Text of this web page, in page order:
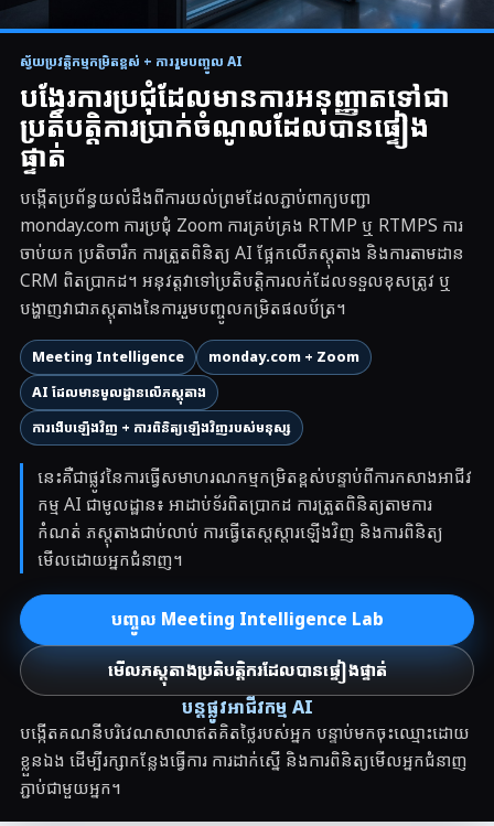
▶ ប្រតិបត្តិករពិតប្រាកដរត់
CRM បញ្ជាទៅកិច្ចប្រជុំ ប្រតិចារិក ការពិនិត្យ AI និងសរសេរឡើងវិញ
ស្វ័យប្រវត្តិកម្មកម្រិតខ្ពស់ + ការរួមបញ្ចូល AI
បង្វែរការប្រជុំដែលមានការអនុញ្ញាតទៅជា
ប្រតិបត្តិការប្រាក់ចំណូលដែលបានផ្ទៀង
ផ្ទាត់
បង្កើតប្រព័ន្ធយល់ដឹងពីការយល់ព្រមដែលភ្ជាប់ពាក្យបញ្ជា
monday.com ការប្រជុំ Zoom ការគ្រប់គ្រង RTMP ឬ RTMPS ការ
ចាប់យក ប្រតិចារឹក ការត្រួតពិនិត្យ AI ផ្អែកលើភស្តុតាង និងការតាមដាន
CRM ពិតប្រាកដ។ អនុវត្តវាទៅប្រតិបត្តិការលក់ដែលទទួលខុសត្រូវ ឬ
បង្ហាញវាជាភស្តុតាងនៃការរួមបញ្ចូលកម្រិតផលប័ត្រ។
Meeting Intelligence
monday.com + Zoom
AI ដែលមានមូលដ្ឋានលើភស្តុតាង
ការងើបឡើងវិញ + ការពិនិត្យឡើងវិញរបស់មនុស្ស
នេះគឺជាផ្លូវនៃការធ្វើសមាហរណកម្មកម្រិតខ្ពស់បន្ទាប់ពីការកសាងអាជីវ
កម្ម AI ជាមូលដ្ឋាន៖ អាដាប់ទ័រពិតប្រាកដ ការត្រួតពិនិត្យតាមការ
កំណត់ ភស្តុតាងជាប់លាប់ ការធ្វើតេស្តស្តារឡើងវិញ និងការពិនិត្យ
មើលដោយអ្នកជំនាញ។
បញ្ចូល Meeting Intelligence Lab
មើលភស្តុតាងប្រតិបត្តិករដែលបានផ្ទៀងផ្ទាត់
បន្តផ្លូវអាជីវកម្ម AI
បង្កើតគណនីបរិវេណសាលាឥតគិតថ្លៃរបស់អ្នក បន្ទាប់មកចុះឈ្មោះដោយ
ខ្លួនឯង ដើម្បីរក្សាកន្លែងធ្វើការ ការដាក់ស្នើ និងការពិនិត្យមើលអ្នកជំនាញ
ភ្ជាប់ជាមួយអ្នក។